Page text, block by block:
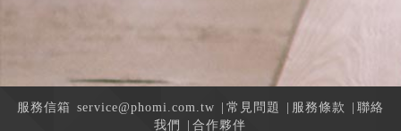
服務信箱 service@phomi.com.tw 常見問題 服務條款
聯絡
我們
合作夥伴